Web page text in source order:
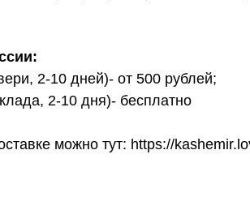
2-10 дней)- от 500 рублей;
2-10 дня)- бесплатно
можно тут: https://